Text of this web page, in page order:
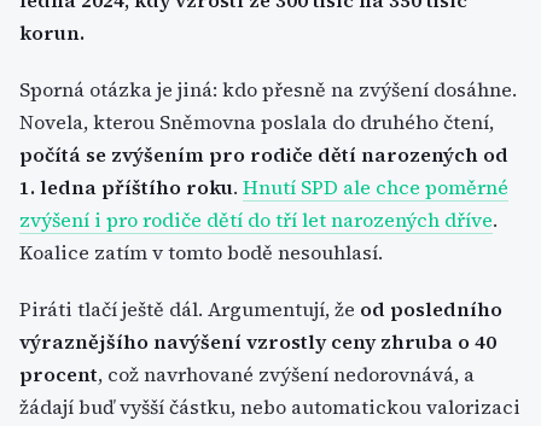
korun.
Sporná otázka je jiná: kdo přesně na zvýšení dosáhne.
Novela, kterou Sněmovna poslala do druhého čtení,
počítá se zvýšením pro rodiče dětí narozených od
1. ledna příštího roku. Hnutí SPD ale chce poměrné
zvýšení i pro rodiče dětí do tří let narozených dříve.
Koalice zatím v tomto bodě nesouhlasí.
Piráti tlačí ještě dál. Argumentují, že od posledního
výraznějšího navýšení vzrostly ceny zhruba o 40
procent, což navrhované zvýšení nedorovnává, a
žádají buď vyšší částku, nebo automatickou valorizaci